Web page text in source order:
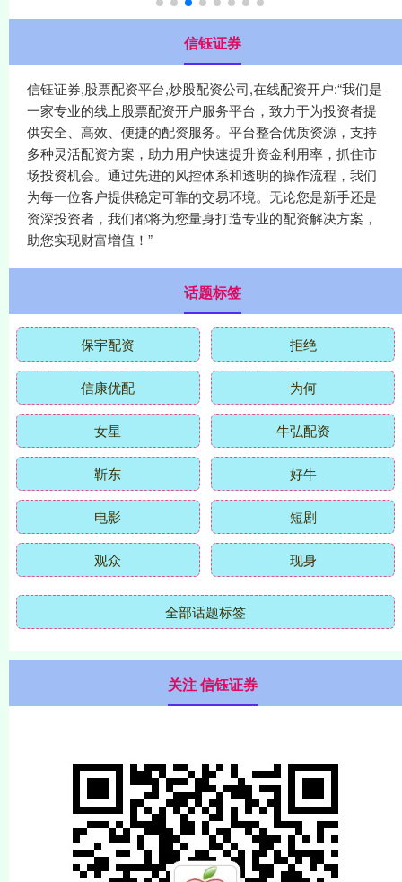
信钰证券
信钰证券,股票配资平台,炒股配资公司,在线配资开户:“我们是
一家专业的线上股票配资开户服务平台，致力于为投资者提
供安全、高效、便捷的配资服务。平台整合优质资源，支持
多种灵活配资方案，助力用户快速提升资金利用率，抓住市
场投资机会。通过先进的风控体系和透明的操作流程，我们
为每一位客户提供稳定可靠的交易环境。无论您是新手还是
资深投资者，我们都将为您量身打造专业的配资解决方案，
助您实现财富增值！”
话题标签
保宇配资 拒绝
信康优配 为何
女星 牛弘配资
靳东 好牛
电影 短剧
观众 现身
全部话题标签
关注 信钰证券